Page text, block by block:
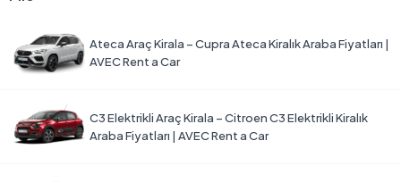
Ateca Araç Kirala – Cupra Ateca Kiralık Araba Fiyatları |
AVEC Rent a Car
C3 Elektrikli Araç Kirala – Citroen C3 Elektrikli Kiralık
Araba Fiyatları | AVEC Rent a Car